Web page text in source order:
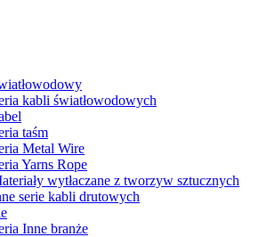
kabli światłowodowych
taśm
Metal Wire
Yarns Rope
wytłaczane z tworzyw sztucznych
serie kabli drutowych
Inne branże